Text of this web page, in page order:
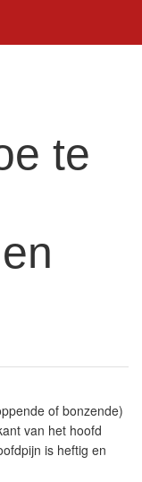
te
of bonzende)
van het hoofd
is heftig en